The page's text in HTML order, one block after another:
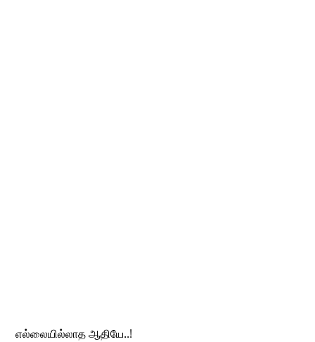
எல்லையில்லாத ஆதியே..!